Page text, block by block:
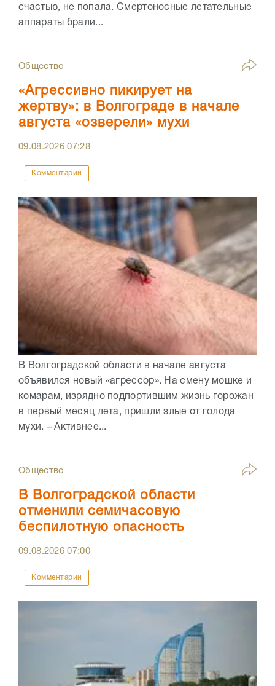
счастью, не попала. Смертоносные летательные
аппараты брали...
Общество
«Агрессивно пикирует на
жертву»: в Волгограде в начале
августа «озверели» мухи
09.08.202607:28
Комментарии
В Волгоградской области в начале августа
объявился новый «агрессор». На смену мошке и
комарам, изрядно подпортившим жизнь горожан
в первый месяц лета, пришли злые от голода
мухи. – Активнее...
Общество
В Волгоградской области
отменили семичасовую
беспилотную опасность
09.08.202607:00
Комментарии